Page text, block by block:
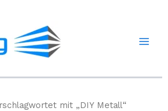
mit „DIY Metall“